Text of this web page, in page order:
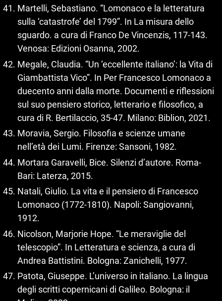
Martelli, Sebastiano. “Lomonaco e la letteratura
sulla ‘catastrofe’ del 1799”. In La misura dello
sguardo. a cura di Franco De Vincenzis, 117‑143.
Venosa: Edizioni Osanna, 2002.
Megale, Claudia. “Un ‘eccellente italiano’: la Vita di
Giambattista Vico”. In Per Francesco Lomonaco a
duecento anni dalla morte. Documenti e riflessioni
sul suo pensiero storico, letterario e filosofico, a
cura di R. Bertilaccio, 35‑47. Milano: Biblion, 2021.
Moravia, Sergio. Filosofia e scienze umane
nell’età dei Lumi. Firenze: Sansoni, 1982.
Mortara Garavelli, Bice. Silenzi d’autore. Roma-
Bari: Laterza, 2015.
Natali, Giulio. La vita e il pensiero di Francesco
Lomonaco (1772‑1810). Napoli: Sangiovanni,
1912.
Nicolson, Marjorie Hope. “Le meraviglie del
telescopio”. In Letteratura e scienza, a cura di
Andrea Battistini. Bologna: Zanichelli, 1977.
Patota, Giuseppe. L’universo in italiano. La lingua
degli scritti copernicani di Galileo. Bologna: il